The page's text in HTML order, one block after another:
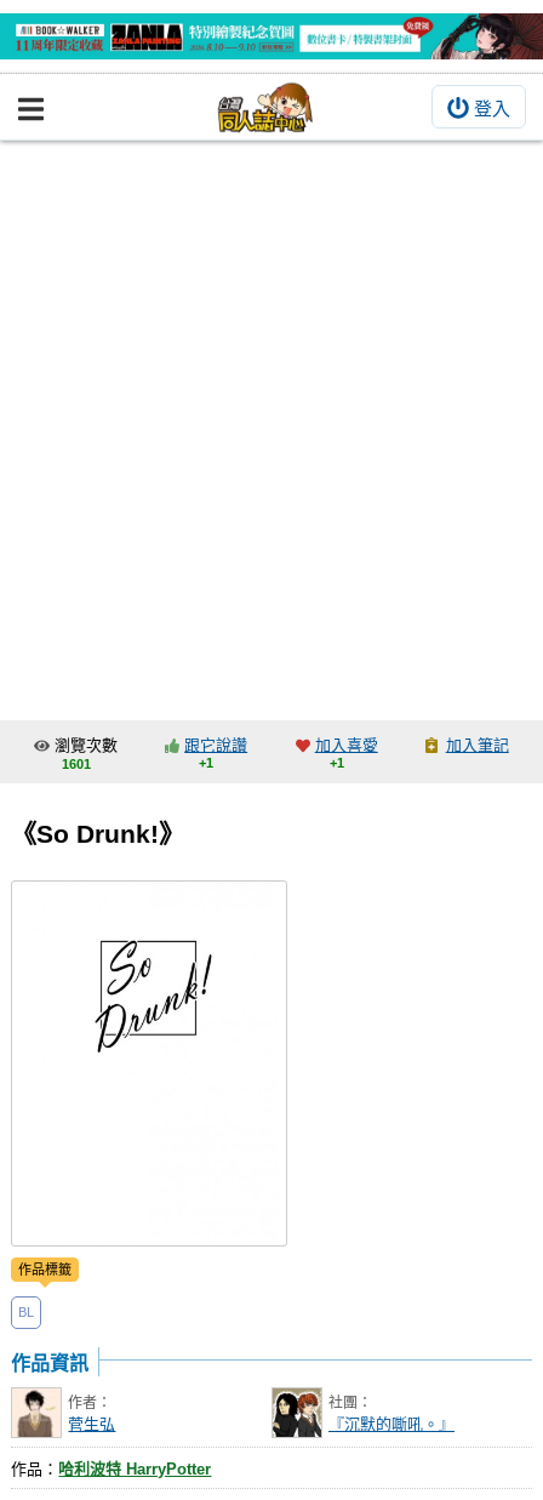
登入
BOOKY書集倉庫
交流中心
會員功能選單
登入
瀏覽次數
1601
跟它說讚
+1
加入喜愛
+1
加入筆記
《So Drunk!》
作品標籤
BL
作品資訊
作者：
菅生弘
社團：
『沉默的嘶吼。』
作品： 哈利波特 HarryPotter